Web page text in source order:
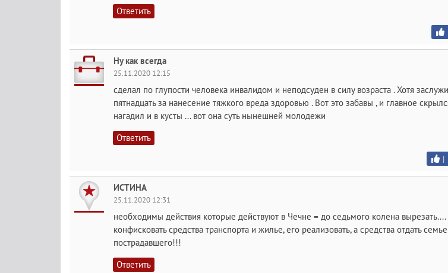
Ответить
Ну как всегда
25.11.2020 12:15
сделал по глупости человека инвалидом и неподсуден в силу возраста . Хотя
пятнадцать за нанесение тяжкого вреда здоровью . Вот это забавы , и главное
нагадил и в кусты ... вот она суть нынешней молодежи
Ответить
|
ИСТИНА
25.11.2020 12:31
необходимы действия которые действуют в Чечне = до седьмого колена вырезать....
конфисковать средства транспорта и жилье, его реализовать, а средства отдать семье
пострадавшего!!!
Ответить